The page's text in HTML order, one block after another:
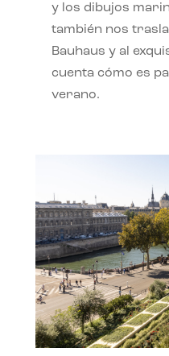
y los dibujos
también nos
Bauhaus y al
cuenta cómo es
verano.